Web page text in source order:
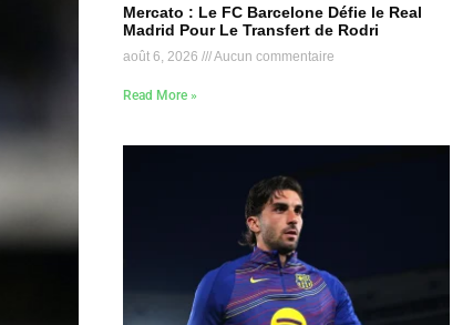
Mercato : Le FC Barcelone Défie le Real
Madrid Pour Le Transfert de Rodri
août 6, 2026 Aucun commentaire
Read More »